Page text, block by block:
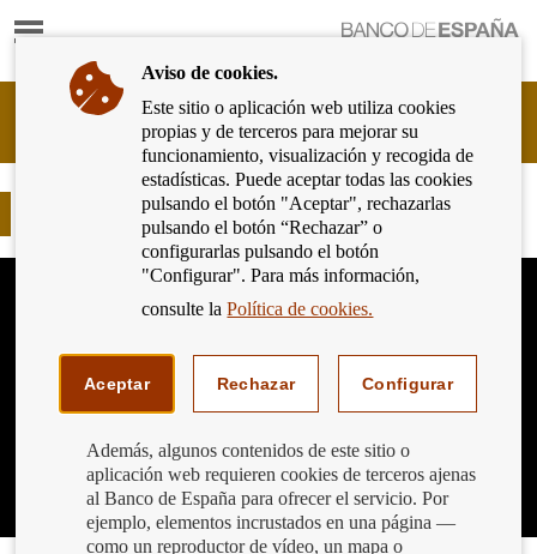
Mostrar
Ir
página
de
inicio
del
Banco
de
España
Cliente
Bancario
Banco
España
Eurosistema,
Jeroglíficos Financieros 2019 (3)
Aviso de cookies.
Este sitio o aplicación web utiliza cookies
propias y de terceros para mejorar su
funcionamiento, visualización y recogida de
estadísticas. Puede aceptar todas las cookies
pulsando el botón "Aceptar", rechazarlas
pulsando el botón “Rechazar” o
configurarlas pulsando el botón
"Configurar". Para más información,
consulte laPolítica de cookies.
Aceptar Rechazar Configurar
Además, algunos contenidos de este sitio o
aplicación web requieren cookies de terceros ajenas
al Banco de España para ofrecer el servicio. Por
ejemplo, elementos incrustados en una página —
como un reproductor de vídeo, un mapa o